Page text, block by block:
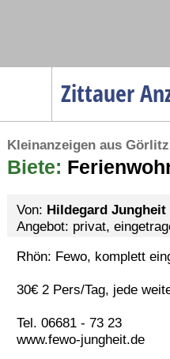
Zittauer
Menüpunkte
Politik
Wirtschaft
Gesundheit
Kultur
Kleinanzeigen aus
Biete:
Von: Hildegard Jungheit
Angebot: privat,
Rhön: Fewo, komplett
30€ 2 Pers/Tag, jede
Tel. 06681 - 73 23
www.fewo-jungheit.de